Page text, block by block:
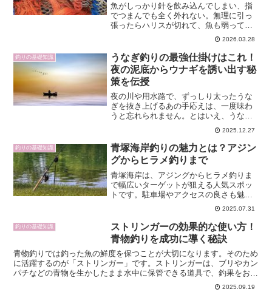
魚がしっかり針を飲み込んでしまい、指
でつまんでも全く外れない。無理に引っ
張ったらハリスが切れて、魚も弱ってし
まった。このような経験は、海釣りでも
淡水でも誰もが通る悩みです。そんなと
きに頼りになるのが針外しですが、正し
い使い方や角度のコツを知...
2026.03.28
釣りの基礎知識
うなぎ釣りの最強仕掛けはこれ！
夜の泥底からウナギを誘い出す秘
策を伝授
夜の川や用水路で、ずっしり太ったうな
ぎを抜き上げるあの手応えは、一度味わ
うと忘れられません。とはいえ、うなぎ
は警戒心が強く、適当な仕掛けやエサで
はなかなか姿を見せてくれない魚でもあ
ります。この記事では、うなぎ釣りに長
く取り組んできた視点から...
2025.12.27
釣りの基礎知識
青塚海岸釣りの魅力とは？アジン
グからヒラメ釣りまで
青塚海岸は、アジングからヒラメ釣りま
で幅広いターゲットが狙える人気スポッ
トです。駐車場やアクセスの良さも魅力
で、初心者からベテランまで多くの釣り
人が集まります。この記事では、青塚海
岸の基本情報やおすすめの釣り方、最新
の釣果情報に加え、周辺の...
2025.07.31
釣りの基礎知識
ストリンガーの効果的な使い方！
青物釣りを成功に導く秘訣
青物釣りでは釣った魚の鮮度を保つことが大切になります。そのため
に活躍するのが「ストリンガー」です。ストリンガーは、ブリやカン
パチなどの青物を生かしたまま水中に保管できる道具で、釣果をおい
しさにつなげる必須アイテムと言えます。この記事では、ス...2025.09.19